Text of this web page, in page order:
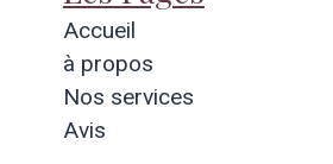
Accueil
à propos
Nos services
Avis